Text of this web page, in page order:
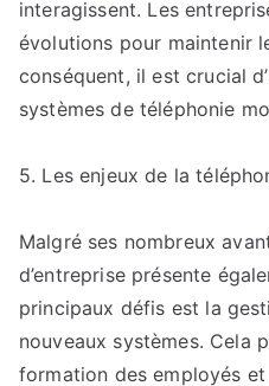
interagissent. Les
évolutions pour maintenir
conséquent, il est crucial
systèmes de téléphonie
5. Les enjeux de la
Malgré ses nombreux
d’entreprise présente
principaux défis est la
nouveaux systèmes. Cela
formation des employés